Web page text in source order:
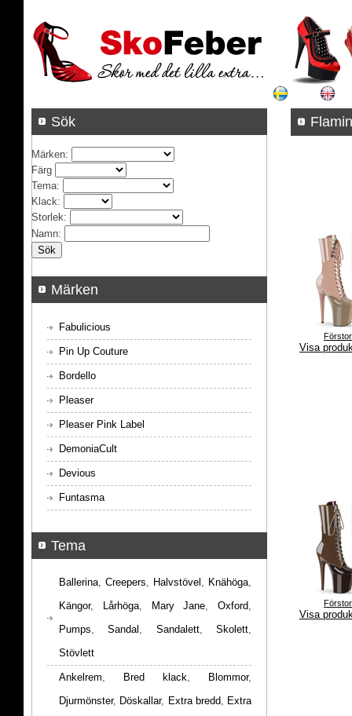
Visa
Visa
Sök
Märken:
Färg
Tema:
Klack:
Storlek:
Namn:
Märken
Fabulicious
Pin Up Couture
Bordello
Pleaser
Pleaser Pink Label
DemoniaCult
Devious
Funtasma
Tema
Ballerina, Creepers, Halvstövel , Knähöga,
Kängor, Lårhöga, Mary Jane, Oxford,
Pumps,Sandal , Sandalett,Skolett,
Stövlett
Ankelrem, Bred klack, Blommor,
Djurmönster, Döskallar, Extra bredd, Extra